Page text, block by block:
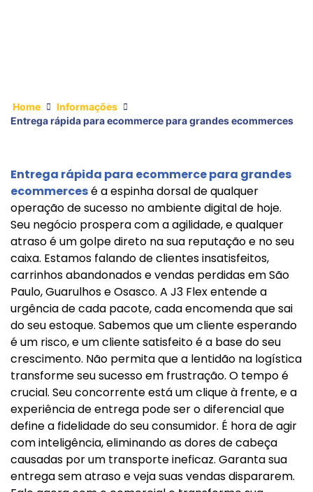
Home
Informações
Entrega rápida para ecommerce para grandes ecommerces
Entrega rápida para ecommerce para grandes
ecommercesé a espinha dorsal de qualquer
operação de sucesso no ambiente digital de hoje.
Seu negócio prospera com a agilidade, e qualquer
atraso é um golpe direto na sua reputação e no seu
caixa. Estamos falando de clientes insatisfeitos,
carrinhos abandonados e vendas perdidas em São
Paulo, Guarulhos e Osasco. A J3 Flex entende a
urgência de cada pacote, cada encomenda que sai
do seu estoque. Sabemos que um cliente esperando
é um risco, e um cliente satisfeito é a base do seu
crescimento. Não permita que a lentidão na logística
transforme seu sucesso em frustração. O tempo é
crucial. Seu concorrente está um clique à frente, e a
experiência de entrega pode ser o diferencial que
define a fidelidade do seu consumidor. É hora de agir
com inteligência, eliminando as dores de cabeça
causadas por um transporte ineficaz. Garanta sua
entrega sem atraso e veja suas vendas dispararem.